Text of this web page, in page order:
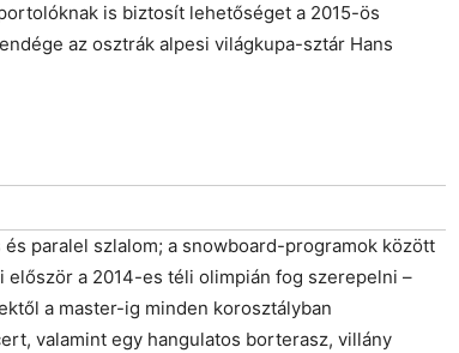
is biztosít lehetőséget a 2015-ös
az osztrák alpesi világkupa-sztár Hans
paralel szlalom; a snowboard-programok között
a 2014-es téli olimpián fog szerepelni –
a master-ig minden korosztályban
valamint egy hangulatos borterasz, villány